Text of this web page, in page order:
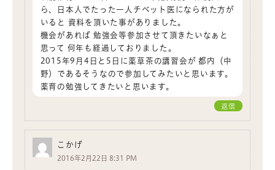
ら、日本人でたった一人チベット医になられた方が
いると 資料を頂いた事がありました。
機会があれば 勉強会等参加させて頂きたいなぁと
思って 何年も経過しておりました。
2015年9月4日と5日に薬草茶の講習会が 都内（中
野）であるそうなので参加してみたいと思います。
薬育の勉強してきたいと思います。
返信
こかげ
2016年2月22日 8:31 PM